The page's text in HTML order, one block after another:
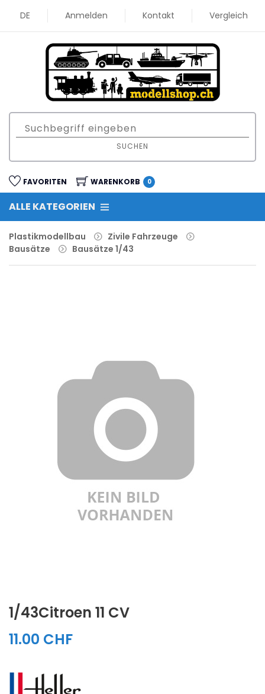
DE Anmelden Kontakt Vergleich
SUCHEN
FAVORITEN WARENKORB 0
ALLE KATEGORIEN
Plastikmodellbau
Zivile Fahrzeuge
Bausätze
Bausätze 1/43
1/43Citroen 11 CV
11.00 CHF